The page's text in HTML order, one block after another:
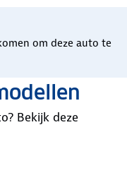
om deze auto te
Bekijk deze